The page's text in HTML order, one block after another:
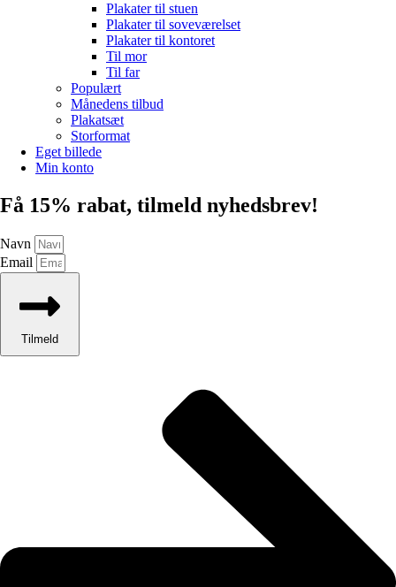
Plakater til stuen
Plakater til soveværelset
Plakater til kontoret
Til mor
Til far
Populært
Månedens tilbud
Plakatsæt
Storformat
Eget billede
Min konto
Få 15% rabat, tilmeld nyhedsbrev!
Navn
Email
Tilmeld